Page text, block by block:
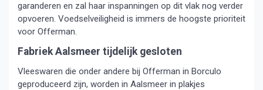
garanderen en zal haar inspanningen op dit vlak nog verder
opvoeren. Voedselveiligheid is immers de hoogste prioriteit
voor Offerman.
Fabriek Aalsmeer tijdelijk gesloten
Vleeswaren die onder andere bij Offerman in Borculo
geproduceerd zijn, worden in Aalsmeer in plakjes